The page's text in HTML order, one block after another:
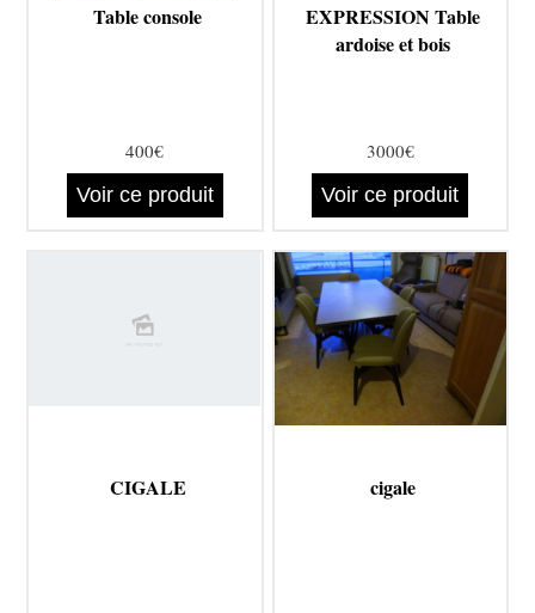
Table console
400€
Voir ce produit
EXPRESSION Table
ardoise et bois
3000€
Voir ce produit
CIGALE cigale